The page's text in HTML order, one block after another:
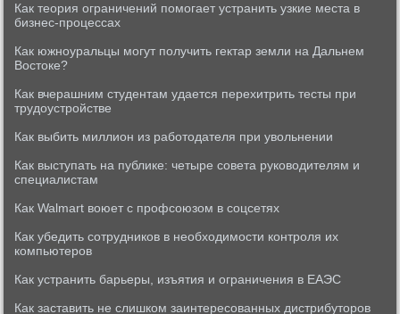
Как теория ограничений помогает устранить узкие места в
бизнес-процессах
Как южноуральцы могут получить гектар земли на Дальнем
Востоке?
Как вчерашним студентам удается перехитрить тесты при
трудоустройстве
Как выбить миллион из работодателя при увольнении
Как выступать на публике: четыре совета руководителям и
специалистам
Как Walmart воюет с профсоюзом в соцсетях
Как убедить сотрудников в необходимости контроля их
компьютеров
Как устранить барьеры, изъятия и ограничения в ЕАЭС
Как заставить не слишком заинтересованных дистрибуторов